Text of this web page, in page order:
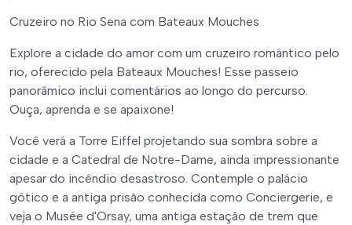
Cruzeiro no Rio Sena com Bateaux Mouches
Explore a cidade do amor com um cruzeiro romântico pelo
rio, oferecido pela Bateaux Mouches! Esse passeio
panorâmico inclui comentários ao longo do percurso.
Ouça, aprenda e se apaixone!
Você verá a Torre Eiffel projetando sua sombra sobre a
cidade e a Catedral de Notre-Dame, ainda impressionante
apesar do incêndio desastroso. Contemple o palácio
gótico e a antiga prisão conhecida como Conciergerie, e
veja o Musée d'Orsay, uma antiga estação de trem que